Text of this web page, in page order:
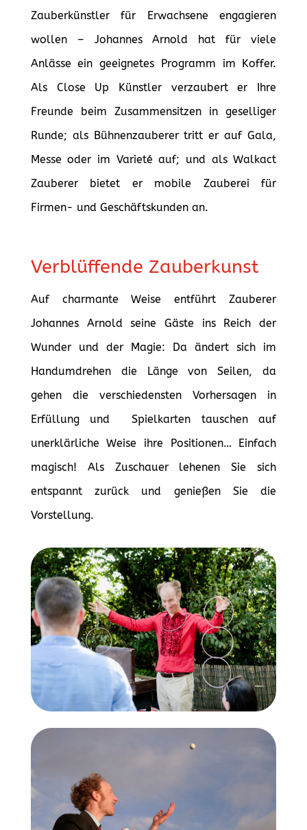
Zauberkünstler für Erwachsene engagieren
wollen – Johannes Arnold hat für viele
Anlässe ein geeignetes Programm im Koffer.
Als Close Up Künstler verzaubert er Ihre
Freunde beim Zusammensitzen in geselliger
Runde; als Bühnenzauberer tritt er auf Gala,
Messe oder im Varieté auf; und als Walkact
Zauberer bietet er mobile Zauberei für
Firmen- und Geschäftskunden an.
Verblüffende Zauberkunst
Auf charmante Weise entführt Zauberer
Johannes Arnold seine Gäste ins Reich der
Wunder und der Magie: Da ändert sich im
Handumdrehen die Länge von Seilen, da
gehen die verschiedensten Vorhersagen in
Erfüllung und Spielkarten tauschen auf
unerklärliche Weise ihre Positionen… Einfach
magisch! Als Zuschauer lehenen Sie sich
entspannt zurück und genießen Sie die
Vorstellung.